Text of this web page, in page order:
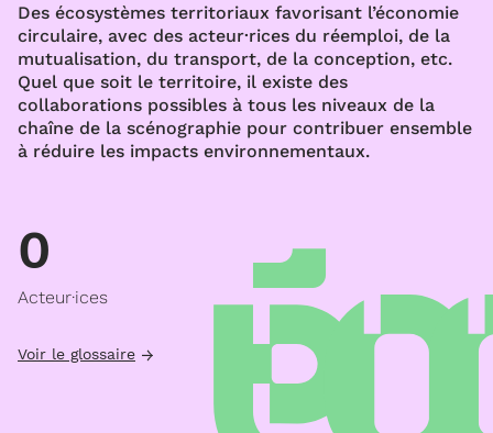
Des écosystèmes territoriaux favorisant l’économie
circulaire, avec des acteur·rices du réemploi, de la
mutualisation, du transport, de la conception, etc.
Quel que soit le territoire, il existe des
collaborations possibles à tous les niveaux de la
chaîne de la scénographie pour contribuer ensemble
à réduire les impacts environnementaux.
0
Acteur·ices
Voir le glossaire